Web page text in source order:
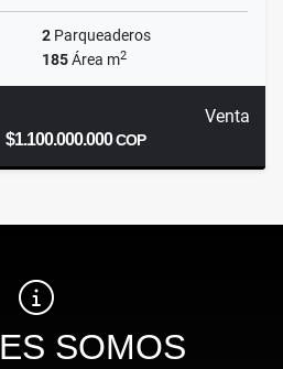
2 Parqueaderos
185Área m2
Venta
$1.100.000.000COP
SOMOS